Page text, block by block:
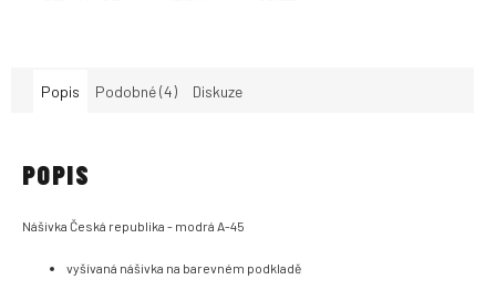
Popis Podobné (4) Diskuze
POPIS
Nášivka Česká republika - modrá A-45
vyšívaná nášivka na barevném podkladě